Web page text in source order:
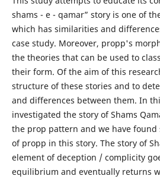
shams - e - qamar” story is one of
which has similarities and
case study. Moreover, propp's
the theories that can be used to
their form. Of the aim of this
structure of these stories and to
and differences between them. In
investigated the story of Shams
the prop pattern and we have found
of propp in this story. The story of
element of deception / complicity
equilibrium and eventually returns